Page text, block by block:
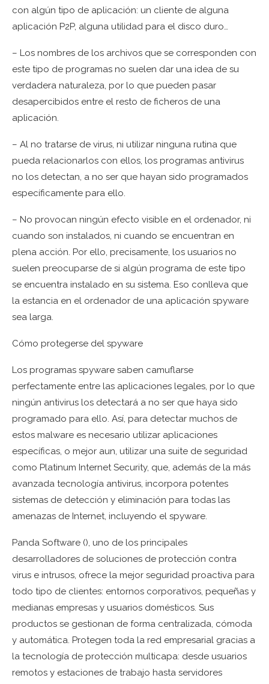
con algún tipo de aplicación: un cliente de alguna
aplicación P2P, alguna utilidad para el disco duro…
– Los nombres de los archivos que se corresponden con
este tipo de programas no suelen dar una idea de su
verdadera naturaleza, por lo que pueden pasar
desapercibidos entre el resto de ficheros de una
aplicación.
– Al no tratarse de virus, ni utilizar ninguna rutina que
pueda relacionarlos con ellos, los programas antivirus
no los detectan, a no ser que hayan sido programados
específicamente para ello.
– No provocan ningún efecto visible en el ordenador, ni
cuando son instalados, ni cuando se encuentran en
plena acción. Por ello, precisamente, los usuarios no
suelen preocuparse de si algún programa de este tipo
se encuentra instalado en su sistema. Eso conlleva que
la estancia en el ordenador de una aplicación spyware
sea larga.
Cómo protegerse del spyware
Los programas spyware saben camuflarse
perfectamente entre las aplicaciones legales, por lo que
ningún antivirus los detectará a no ser que haya sido
programado para ello. Así, para detectar muchos de
estos malware es necesario utilizar aplicaciones
específicas, o mejor aun, utilizar una suite de seguridad
como Platinum Internet Security, que, además de la más
avanzada tecnología antivirus, incorpora potentes
sistemas de detección y eliminación para todas las
amenazas de Internet, incluyendo el spyware.
Panda Software (), uno de los principales
desarrolladores de soluciones de protección contra
virus e intrusos, ofrece la mejor seguridad proactiva para
todo tipo de clientes: entornos corporativos, pequeñas y
medianas empresas y usuarios domésticos. Sus
productos se gestionan de forma centralizada, cómoda
y automática. Protegen toda la red empresarial gracias a
la tecnología de protección multicapa: desde usuarios
remotos y estaciones de trabajo hasta servidores